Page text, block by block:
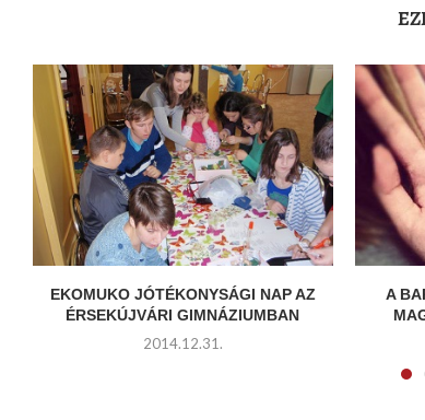
EKOMUKO JÓTÉKONYSÁGI NAP AZ
ÉRSEKÚJVÁRI GIMNÁZIUMBAN
2014.12.31.
A